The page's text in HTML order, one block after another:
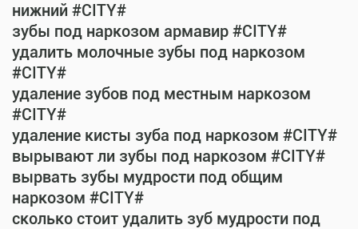
нижний #CITY#
зубы под наркозом армавир #CITY#
удалить молочные зубы под наркозом
#CITY#
удаление зубов под местным наркозом
#CITY#
удаление кисты зуба под наркозом #CITY#
вырывают ли зубы под наркозом #CITY#
вырвать зубы мудрости под общим
наркозом #CITY#
сколько стоит удалить зуб мудрости под